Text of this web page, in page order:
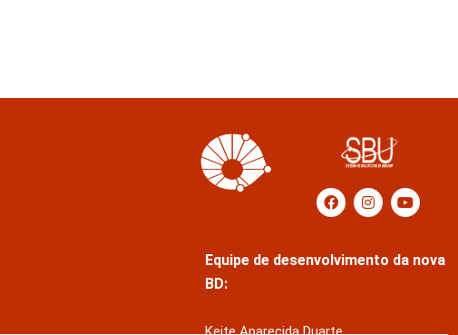
Equipe de desenvolvimento da nova
BD:
Keite Aparecida Duarte